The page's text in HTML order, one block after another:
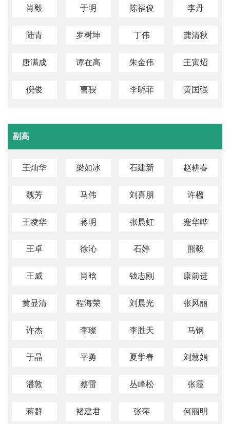
肖毅 于明 陈福俊 李丹
陆青 罗树坤 丁伟 龚清秋
唐满成 谭在高 朱金伟 王寅炤
倪俊 曹骎 李晓菲 黄国强
副高
王灿华 梁如冰 石建新 赵耕春
魏芳 马伟 刘喜朋 许楹
王凌华 蒋明 张晨虹 蹇华哗
王卓 徐沁 石婷 熊毅
王威 肖晗 钱志刚 康前进
黄显清 程海荣 刘晨光 张风丽
许杰 李璨 李胜天 马钢
于晶 平勇 夏学春 刘慧娟
潘敦 蔡雷 丛峰松 张霞
蒋群 褚建君 张萍 何丽明